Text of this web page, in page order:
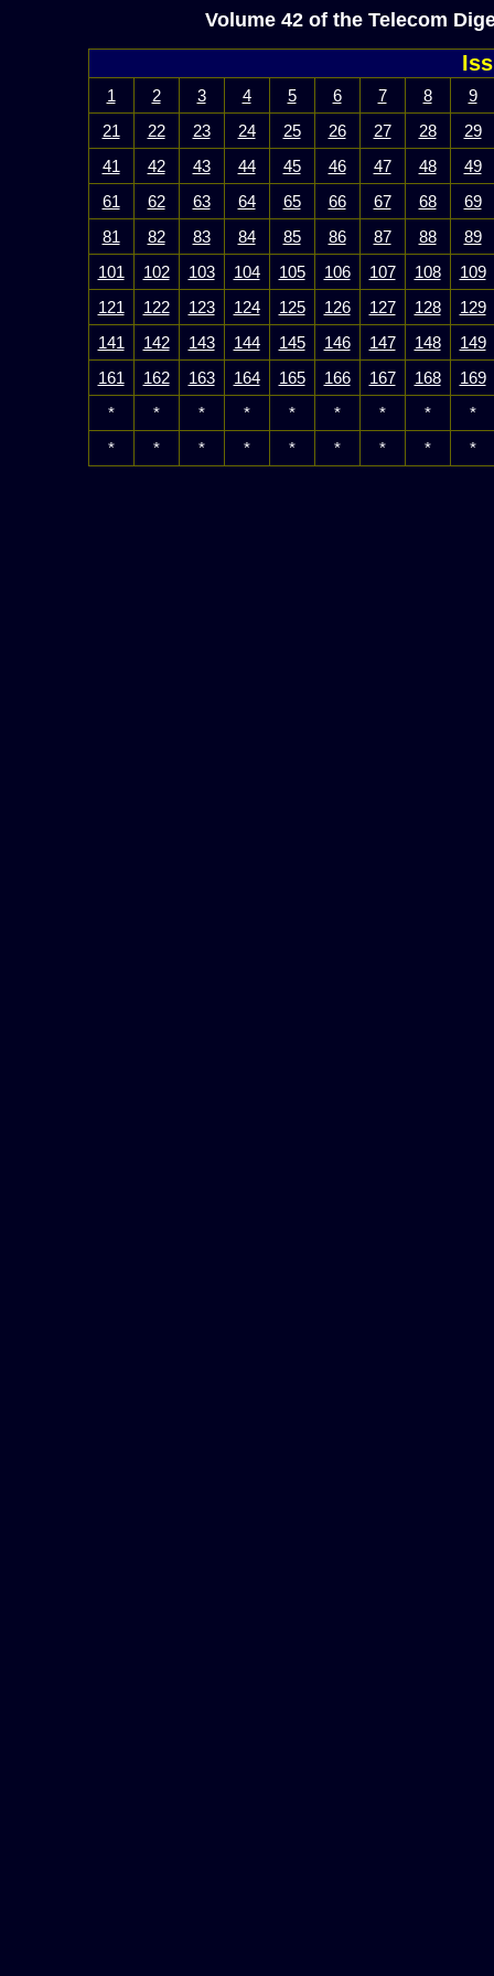
Volume 42 of the Telecom
1 2 3 4 5 6 7 8
9
21
22 23 24 25 26 27 28
29
41
42 43 44 45 46 47 48
49
61
62 63 64 65 66 67 68
69
81
82 83 84 85 86 87 88
89
101
102 103 104 105 106 107 108
109
121
122 123 124 125 126 127 128
129
141
142 143 144 145 146 147 148
149
161
162 163 164 165 166 167 168
169
*
* * * * * * *
*
*
* * * * * * * *